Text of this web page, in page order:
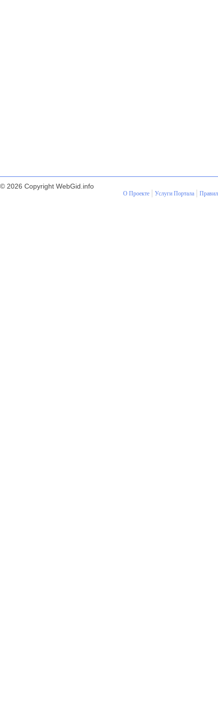
© 2026 Copyright WebGid.info
О Проекте Услуги Портала